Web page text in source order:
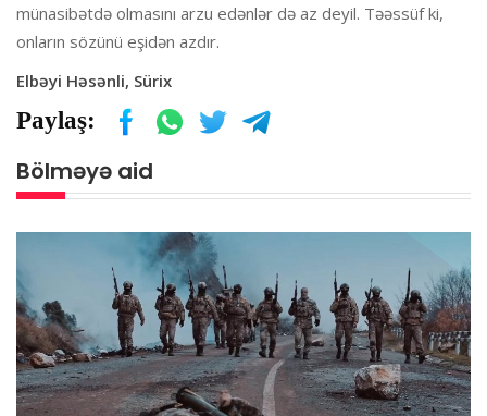
münasibətdə olmasını arzu edənlər də az deyil. Təəssüf ki,
onların sözünü eşidən azdır.
Elbəyi Həsənli, Sürix
Paylaş:
Bölməyə aid